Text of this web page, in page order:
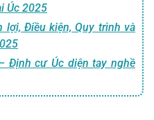
Úc 2025
lợi, Điều kiện, Quy trình và
Định cư Úc diện tay nghề